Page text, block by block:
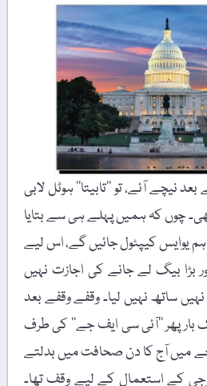
آئے، تو ’’تابیتا‘‘ ہوٹل لابی
چوں کہ ہمیں پہلے ہی سے بتایا
یوایس کیپٹول جائیں گے، اس لیے
بڑا بیگ لے جانے کی اجازت نہیں
ساتھ نہیں لیا۔ وقفے وقفے بعد
بار پھر ’’آئی سی ایف جے‘‘ کی طرف
میں آج کا دن صحافت میں بدلتے
کے استعمال کے لیے وقف تھا۔